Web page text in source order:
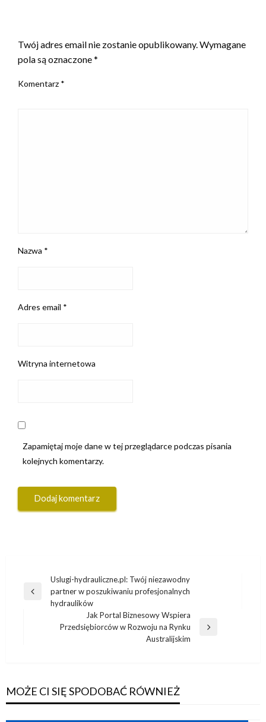
Twój adres email nie zostanie opublikowany.Wymagane
pola są oznaczone*
Komentarz *
Nazwa *
Adres email *
Witryna internetowa
Zapamiętaj moje dane w tej przeglądarce podczas pisania
kolejnych komentarzy.
Nawigacja
wpisu
Poprzedni
Uslugi-hydrauliczne.pl: Twój niezawodny
partner w poszukiwaniu profesjonalnych
hydraulików
Następny
Jak Portal Biznesowy Wspiera
Przedsiębiorców w Rozwoju na Rynku
Australijskim
MOŻE CI SIĘ SPODOBAĆ RÓWNIEŻ